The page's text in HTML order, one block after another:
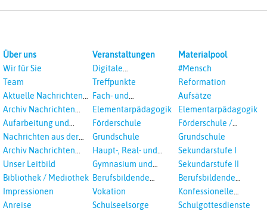
Über uns
Wir für Sie
Team
Aktuelle Nachrichten
aus dem RPI
Archiv Nachrichten
aus dem RPI ab 2018
Aufarbeitung und
Prävention
sexualisierte Gewalt -
Landeskirche und EKD
Nachrichten aus der
Landeskirche
Hannovers
Archiv Nachrichten
aus der Landeskirche
in Auswahl
Unser Leitbild
Bibliothek / Mediothek
Impressionen
Anreise
Veranstaltungen
Digitale
Veranstaltungen
Treffpunkte
Fach- und
Studientagungen
Elementarpädagogik
Förderschule
Grundschule
Haupt-, Real- und
Oberschule
Gymnasium und
Gesamtschule
Berufsbildende
Schulen
Vokation
Schulseelsorge
Materialpool
#Mensch
Reformation
Aufsätze
Elementarpädagogik
Förderschule /
Inklusion
Grundschule
Sekundarstufe I
Sekundarstufe II
Berufsbildende
Schulen
Konfessionelle
Kooperation
Schulgottesdienste